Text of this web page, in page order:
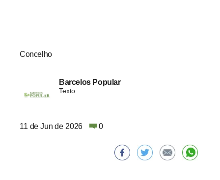
Concelho
Barcelos Popular
Texto
11 de Jun de 2026 0